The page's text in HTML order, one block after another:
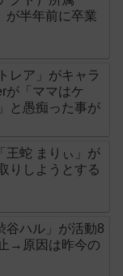
が半年前に卒業
レア」がキャラ
が「ママはケ
と愚痴った事が
王蛇 まりぃ」が
りしようとする
谷ハル」が活動8
→原因は昨今の